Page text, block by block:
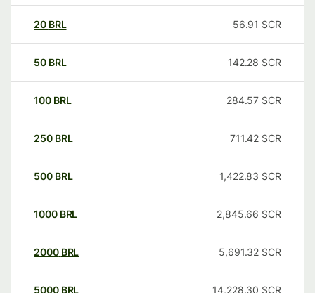
20 BRL 56.91 SCR
50 BRL 142.28 SCR
100 BRL 284.57 SCR
250 BRL 711.42 SCR
500 BRL 1,422.83 SCR
1000 BRL 2,845.66 SCR
2000 BRL 5,691.32 SCR
5000 BRL 14,228.30 SCR